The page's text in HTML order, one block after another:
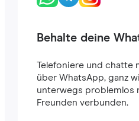
Behalte deine
Telefoniere und chatte
über WhatsApp, ganz
unterwegs problemlos
Freunden verbunden.